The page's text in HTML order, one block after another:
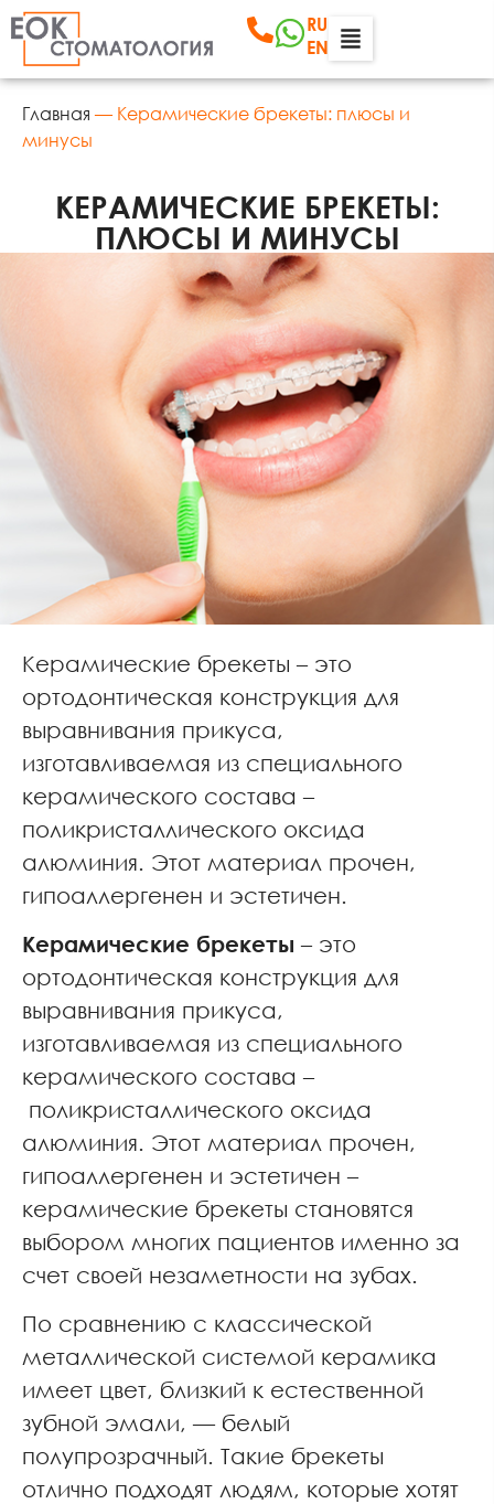
RU
EN
Главная — Керамические брекеты: плюсы и
минусы
КЕРАМИЧЕСКИЕ БРЕКЕТЫ:
ПЛЮСЫ И МИНУСЫ
Керамические брекеты – это
ортодонтическая конструкция для
выравнивания прикуса,
изготавливаемая из специального
керамического состава –
поликристаллического оксида
алюминия. Этот материал прочен,
гипоаллергенен и эстетичен.
Керамические брекеты – это
ортодонтическая конструкция для
выравнивания прикуса,
изготавливаемая из специального
керамического состава –
поликристаллического оксида
алюминия. Этот материал прочен,
гипоаллергенен и эстетичен –
керамические брекеты становятся
выбором многих пациентов именно за
счет своей незаметности на зубах.
По сравнению с классической
металлической системой керамика
имеет цвет, близкий к естественной
зубной эмали, — белый
полупрозрачный. Такие брекеты
отлично подходят людям, которые хотят